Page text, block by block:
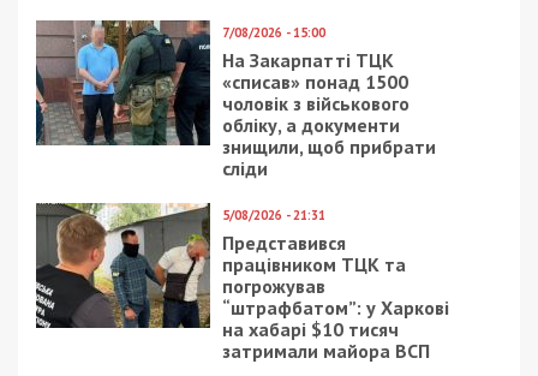
7/08/2026 - 15:00
На Закарпатті ТЦК
«списав» понад 1500
чоловік з військового
обліку, а документи
знищили, щоб прибрати
сліди
5/08/2026 - 21:31
Представився
працівником ТЦК та
погрожував
“штрафбатом”: у Харкові
на хабарі $10 тисяч
затримали майора ВСП